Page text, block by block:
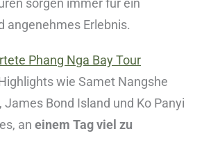
angenehmes Erlebnis.
Phang Nga Bay Tour
wie Samet Nangshe
Bond Island und Ko Panyi
an einem Tag viel zu